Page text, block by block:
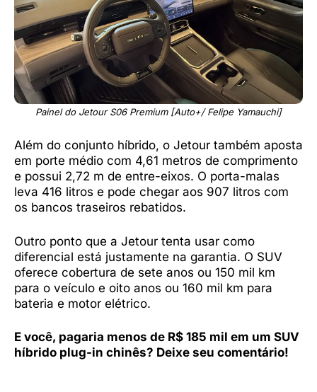
Painel do Jetour S06 Premium [Auto+/ Felipe Yamauchi]
Além do conjunto híbrido, o Jetour também aposta
em porte médio com 4,61 metros de comprimento
e possui 2,72 m de entre-eixos. O porta-malas
leva 416 litros e pode chegar aos 907 litros com
os bancos traseiros rebatidos.
Outro ponto que a Jetour tenta usar como
diferencial está justamente na garantia. O SUV
oferece cobertura de sete anos ou 150 mil km
para o veículo e oito anos ou 160 mil km para
bateria e motor elétrico.
E você, pagaria menos de R$ 185 mil em um SUV
híbrido plug-in chinês? Deixe seu comentário!